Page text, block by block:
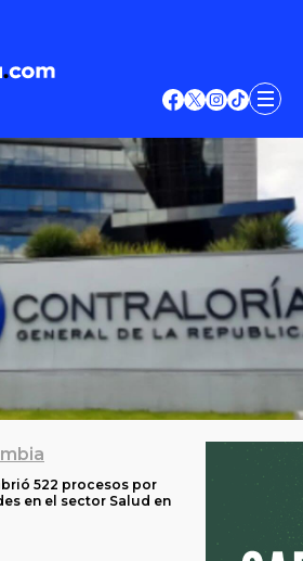
522 procesos por
en el sector Salud en